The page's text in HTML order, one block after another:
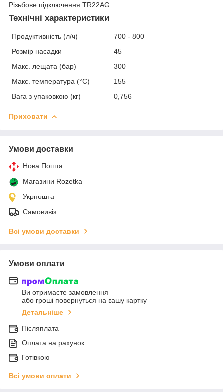
Різьбове підключення TR22AG
Технічні характеристики
Продуктивність (л/ч)
700 - 800
Розмір насадки
45
Макс. лещата (бар)
300
Макс. температура (°C)
155
Вага з упаковкою (кг)
0,756
Приховати
Умови доставки
Нова Пошта
Магазини Rozetka
Укрпошта
Самовивіз
Всі умови доставки
Умови оплати
Ви отримаєте замовлення
або гроші повернуться на вашу картку
Детальніше
Післяплата
Оплата на рахунок
Готівкою
Всі умови оплати